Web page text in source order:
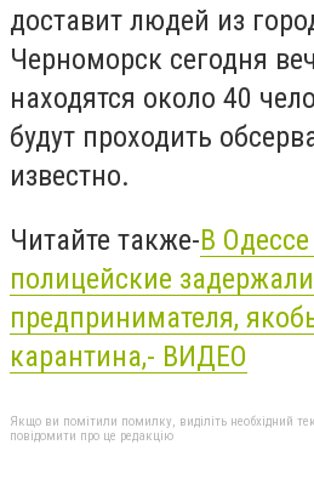
доставит людей из
Черноморск сегодня
находятся около 40
будут проходить
известно.
Читайте также-В
полицейские задержали
предпринимателя,
карантина,- ВИДЕО
Якщо ви помітили помилку, виділіть необхідний
повідомити про це редакцію